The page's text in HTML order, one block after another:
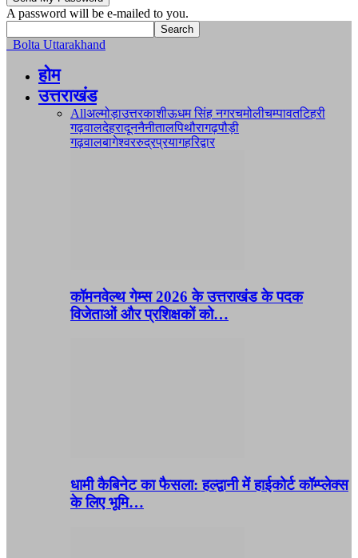
A password will be e-mailed to you.
Bolta Uttarakhand
होम
उत्तराखंड
Allअल्मोड़ाउत्तरकाशीऊधम सिंह नगरचमोलीचम्पावतटिहरी
गढ़वालदेहरादूननैनीतालपिथौरागढ़पौड़ी
गढ़वालबागेश्वररुद्रप्रयागहरिद्वार
कॉमनवेल्थ गेम्स 2026 के उत्तराखंड के पदक
विजेताओं और प्रशिक्षकों को…
धामी कैबिनेट का फैसला: हल्द्वानी में हाईकोर्ट कॉम्प्लेक्स
के लिए भूमि…